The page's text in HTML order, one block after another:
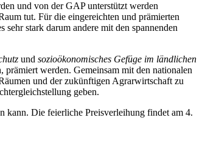
und von der GAP unterstützt werden
tut. Für die eingereichten und prämierten
stark darum andere mit den spannenden
und sozioökonomisches Gefüge im ländlichen
werden. Gemeinsam mit den nationalen
und der zukünftigen Agrarwirtschaft zu
geben.
kann. Die feierliche Preisverleihung findet am 4.